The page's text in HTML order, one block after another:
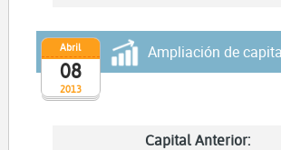
2013
Abril
08
Ampliación de
Capital Anterior: